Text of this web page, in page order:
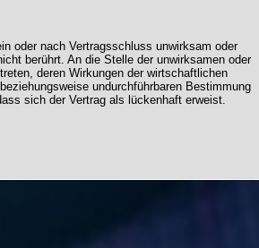
oder nach Vertragsschluss unwirksam oder
berührt. An die Stelle der unwirksamen oder
deren Wirkungen der wirtschaftlichen
undurchführbaren Bestimmung
sich der Vertrag als lückenhaft erweist.